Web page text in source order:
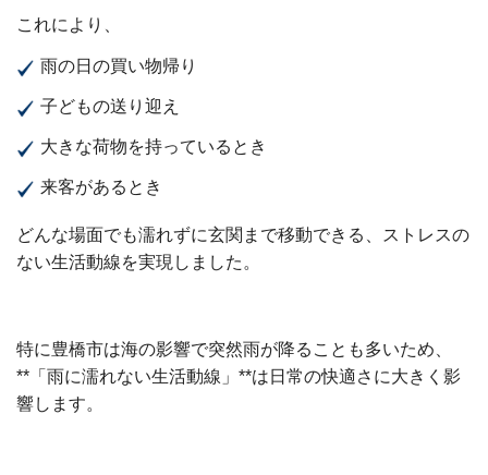
これにより、
雨の日の買い物帰り
子どもの送り迎え
大きな荷物を持っているとき
来客があるとき
どんな場面でも濡れずに玄関まで移動できる、ストレスの
ない生活動線を実現しました。
特に豊橋市は海の影響で突然雨が降ることも多いため、
**「雨に濡れない生活動線」**は日常の快適さに大きく影
響します。